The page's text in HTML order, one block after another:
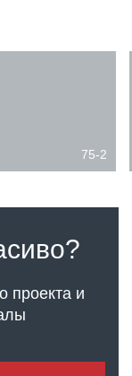
75-2
проектаи